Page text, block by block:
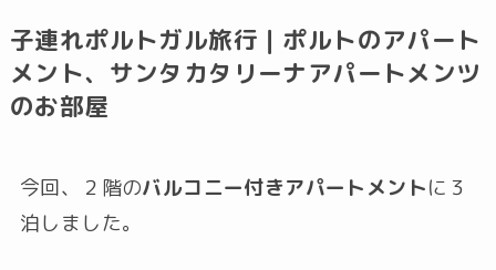
子連れポルトガル旅行｜ポルトのアパート
メント、サンタカタリーナアパートメンツ
のお部屋
今回、２階のバルコニー付きアパートメントに３
泊しました。